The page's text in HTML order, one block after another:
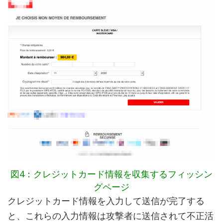
図4：クレジットカード情報を収集するフィッシン
グページ
クレジットカード情報を入力して送信が完了する
と、これらの入力情報は攻撃者に送信されて不正活